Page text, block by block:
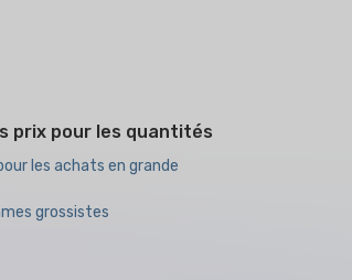
prix pour les quantités
les achats en grande
grossistes